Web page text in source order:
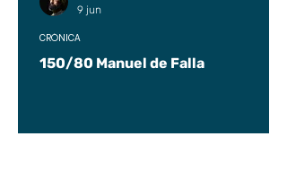
150/80 Manuel de Falla
CRÓNICA
9 jun